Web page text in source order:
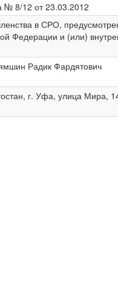
№ 8/12 от 23.03.2012
в СРО,
Федерации и (или)
Радик Фардятович
г. Уфа, улица Мира,